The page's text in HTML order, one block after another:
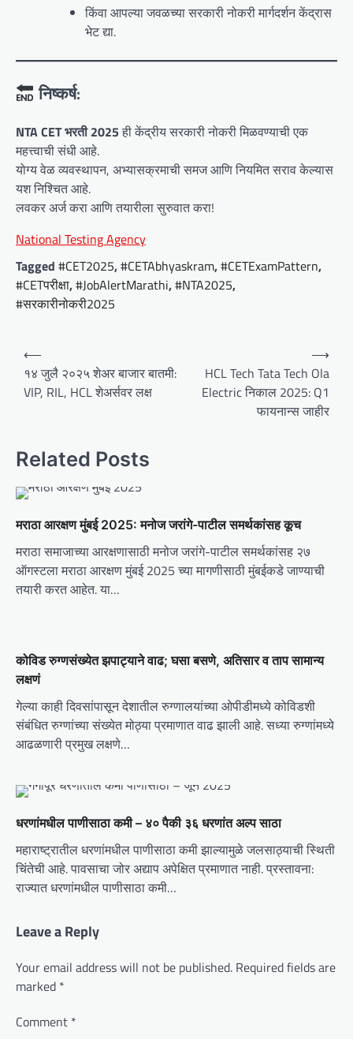
किंवा आपल्या जवळच्या सरकारी नोकरी मार्गदर्शन केंद्रास
भेट द्या.
निष्कर्ष:
NTA CET भरती 2025ही केंद्रीय सरकारी नोकरी मिळवण्याची एक
महत्त्वाची संधी आहे.
योग्य वेळ व्यवस्थापन, अभ्यासक्रमाची समज आणि नियमित सराव केल्यास
यश निश्चित आहे.
लवकर अर्ज करा आणि तयारीला सुरुवात करा!
National Testing Agency
Tagged #CET2025,#CETAbhyaskram,#CETExamPattern,
#CETपरीक्षा,#JobAlertMarathi,#NTA2025,
#सरकारीनोकरी2025
n
a
v
i
g
a
t
n
⟵
१४ जुलै २०२५ शेअर बाजार बातमी:
VIP, RIL, HCL शेअर्सवर लक्ष
HCL Tech Tata Tech Ola
Electric निकाल 2025: Q1
फायनान्स जाहीर
⟶
Related Posts
मराठा आरक्षण मुंबई 2025: मनोज जरांगे-पाटील समर्थकांसह कूच
मराठा समाजाच्या आरक्षणासाठी मनोज जरांगे-पाटील समर्थकांसह २७
ऑगस्टला मराठा आरक्षण मुंबई 2025 च्या मागणीसाठी मुंबईकडे जाण्याची
तयारी करत आहेत. या…
कोविड रुग्णसंख्येत झपाट्याने वाढ; घसा बसणे, अतिसार व ताप सामान्य
लक्षणं
गेल्या काही दिवसांपासून देशातील रुग्णालयांच्या ओपीडीमध्ये कोविडशी
संबंधित रुग्णांच्या संख्येत मोठ्या प्रमाणात वाढ झाली आहे. सध्या रुग्णांमध्ये
आढळणारी प्रमुख लक्षणे…
धरणांमधील पाणीसाठा कमी – ४० पैकी ३६ धरणांत अल्प साठा
महाराष्ट्रातील धरणांमधील पाणीसाठा कमी झाल्यामुळे जलसाठ्याची स्थिती
चिंतेची आहे. पावसाचा जोर अद्याप अपेक्षित प्रमाणात नाही. प्रस्तावना:
राज्यात धरणांमधील पाणीसाठा कमी…
Leave a Reply
Your email address will not be published. Required fields are
marked *
Comment *